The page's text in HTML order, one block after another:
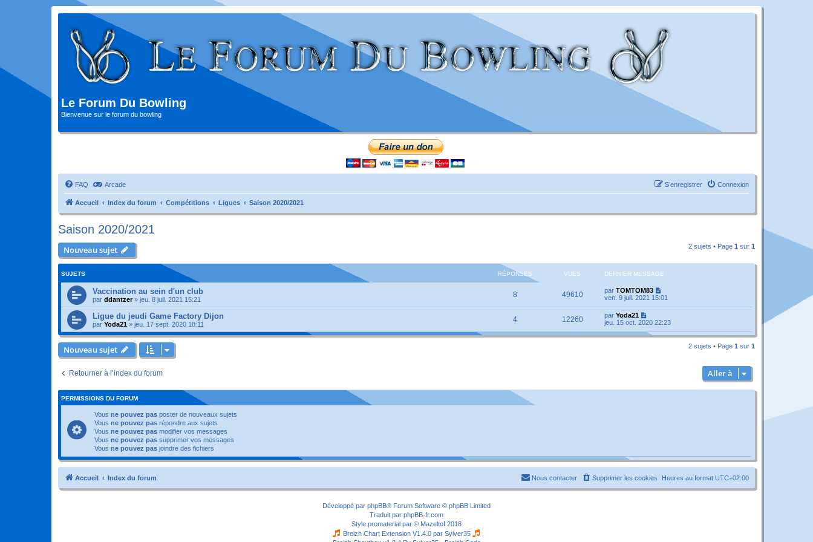
Le Forum Du Bowling
Bienvenue sur le forum du bowling
FAQ Arcade Connexion
S’enregistrer
Accueil Index du forum Compétitions Ligues Saison 2020/2021
Saison 2020/2021
Nouveau sujet 2 sujets • Page 1 sur 1
SUJETS RÉPONSES VUES DERNIER MESSAGE
Vaccination au sein d'un club
par ddantzer» jeu. 8 juil. 2021 15:21
8 49610 par TOMTOM83
ven. 9 juil. 2021 15:01
Ligue du jeudi Game Factory Dijon
par Yoda21 » jeu. 17 sept. 2020 18:11
4 12260 par Yoda21
jeu. 15 oct. 2020 22:23
Nouveau sujet 2 sujets • Page 1 sur 1
Retourner à l’index du forum Aller à
PERMISSIONS DU FORUM
Vous ne pouvez pas poster de nouveaux sujets
Vous ne pouvez pas répondre aux sujets
Vous ne pouvez pas modifier vos messages
Vous ne pouvez pas supprimer vos messages
Vous ne pouvez pas joindre des fichiers
Accueil Index du forum Heures au format UTC+02:00
Supprimer les cookies
Nous contacter
Développé par phpBB® Forum Software © phpBB Limited
Traduit par phpBB-fr.com
Style promaterial par © Mazeltof 2018
Breizh Chart Extension V1.4.0 par Sylver35